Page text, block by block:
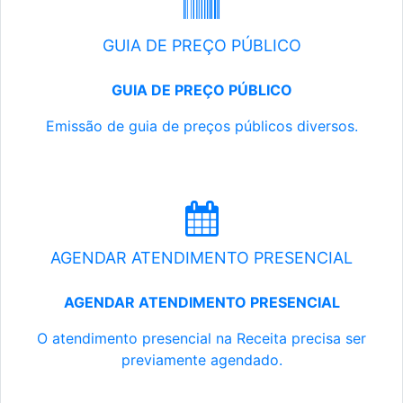
GUIA DE PREÇO PÚBLICO
GUIA DE PREÇO PÚBLICO
Emissão de guia de preços públicos diversos.
AGENDAR ATENDIMENTO PRESENCIAL
AGENDAR ATENDIMENTO PRESENCIAL
O atendimento presencial na Receita precisa ser
previamente agendado.